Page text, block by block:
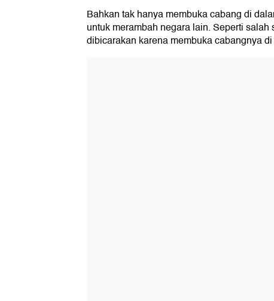
Bahkan tak hanya membuka cabang di
untuk merambah negara lain. Seperti
dibicarakan karena membuka cabangnya